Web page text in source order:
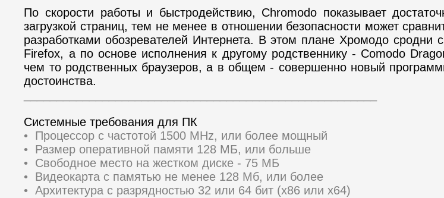
По скорости работы и быстродействию, Chromodo показывает
загрузкой страниц, тем не менее в отношении безопасности может
разработками обозревателей Интернета. В этом плане Хромодо сродни
Firefox, а по основе исполнения к другому родственнику - Comodo
чем то родственных браузеров, а в общем - совершенно новый
достоинства.
Системные требования для ПК
• Процессор с частотой 1500 MHz, или более мощный
• Размер оперативной памяти 128 МБ, или больше
• Свободное место на жестком диске - 75 МБ
• Видеокарта с памятью не менее 128 Мб, или более
• Архитектура с разрядностью 32 или 64 бит (x86 или x64)